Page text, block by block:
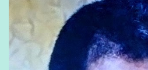
Emílio Odebrecht. Lula sempre
exterior, e não para promover
empresários" Assina a nota o